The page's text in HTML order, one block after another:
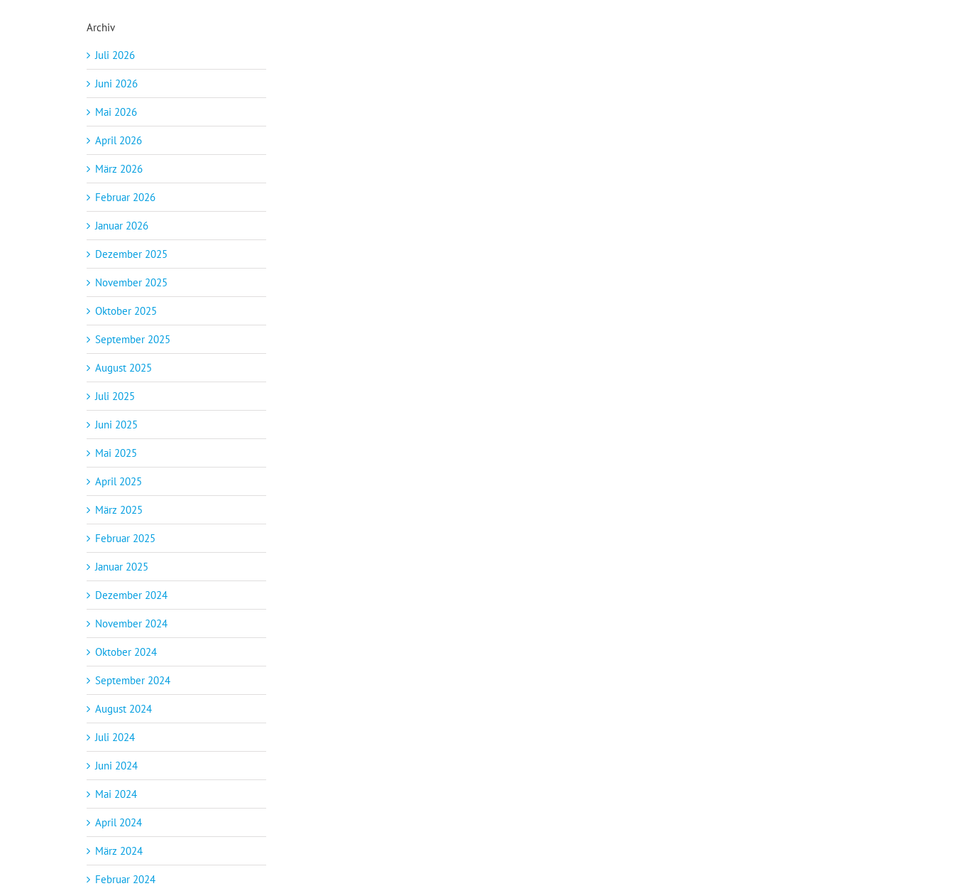
Archiv
Juli 2026
Juni 2026
Mai 2026
April 2026
März 2026
Februar 2026
Januar 2026
Dezember 2025
November 2025
Oktober 2025
September 2025
August 2025
Juli 2025
Juni 2025
Mai 2025
April 2025
März 2025
Februar 2025
Januar 2025
Dezember 2024
November 2024
Oktober 2024
September 2024
August 2024
Juli 2024
Juni 2024
Mai 2024
April 2024
März 2024
Februar 2024